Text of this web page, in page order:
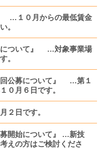
…１０月からの最低賃金
。
について』 …対象事業場
。
回公募について』 …第１
０月６日です。
２日です。
募開始について』 …新技
えの方はご検討くださ